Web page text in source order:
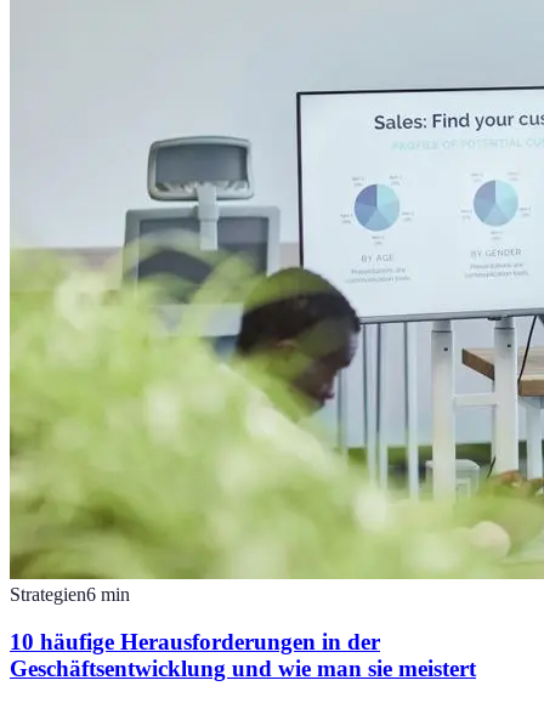
Strategien6 min
10 häufige Herausforderungen in der
Geschäftsentwicklung und wie man sie meistert